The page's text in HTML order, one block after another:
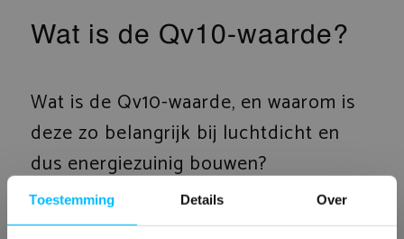
Toestemming Details Over
Wat is de Qv10-waarde?
Wat is de Qv10-waarde, en waarom is
deze zo belangrijk bij luchtdicht en
dus energiezuinig bouwen?